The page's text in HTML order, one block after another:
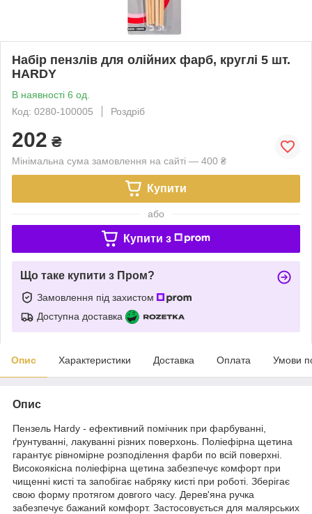
Набір пензлів для олійних фарб, круглі 5 шт.
HARDY
В наявності 6 од.
Код: 0280-100005
Роздріб
202 ₴
Мінімальна сума замовлення на сайті — 400 ₴
Купити
або
Купити з
Що таке купити з Пром?
Замовлення під захистом
Доступна доставка
Опис Характеристики Доставка Оплата Умови
Опис
Пензель Hardy - ефективний помічник при фарбуванні,
ґрунтуванні, лакуванні різних поверхонь. Поліефірна щетина
гарантує рівномірне розподілення фарби по всій поверхні.
Високоякісна поліефірна щетина забезпечує комфорт при
чищенні кисті та запобігає набряку кисті при роботі. Зберігає
свою форму протягом довгого часу. Дерев'яна ручка
забезпечує бажаний комфорт. Застосовується для малярських